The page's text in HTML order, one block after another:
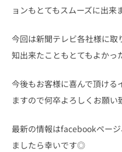
ョンもとてもスムーズに出来
今回は新聞テレビ各社様に取
知出来たこともとてもよかっ
今後もお客様に喜んで頂ける
ますので何卒よろしくお願い
最新の情報はfacebookペー
ましたら幸いです◎